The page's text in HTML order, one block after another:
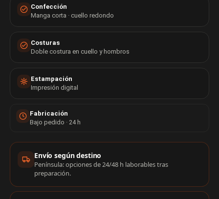
Confección
Manga corta · cuello redondo
Costuras
Doble costura en cuello y hombros
Estampación
Impresión digital
Fabricación
Bajo pedido · 24 h
Información de compra
Envío según destino
Península: opciones de 24/48 h laborables tras
preparación.